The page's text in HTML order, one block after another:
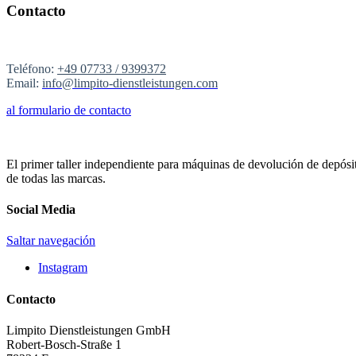
Contacto
Teléfono: +49 07733 / 9399372
Email: info@limpito-dienstleistungen.com
al formulario de contacto
El primer taller independiente para máquinas de devolución de
de todas las marcas.
Social Media
Saltar navegación
Instagram
Contacto
Limpito Dienstleistungen GmbH
Robert-Bosch-Straße 1